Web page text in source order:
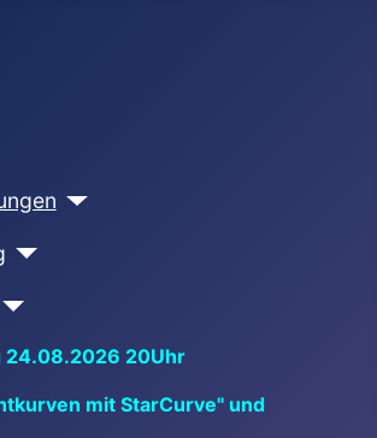
24.08.2026 20Uhr
mit StarCurve" und